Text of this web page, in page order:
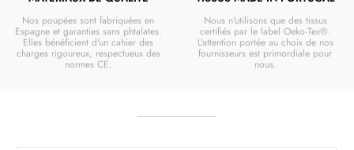
Nos poupées sont fabriquées en
Espagne et garanties sans phtalates.
Elles bénéficient d'un cahier des
charges rigoureux, respectueux des
normes CE.
Nous n'utilisons que des tissus
certifiés par le label Oeko-Tex®.
L'attention portée au choix de nos
fournisseurs est primordiale pour
nous.